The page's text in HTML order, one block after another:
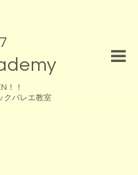
！！
クバレエ教室